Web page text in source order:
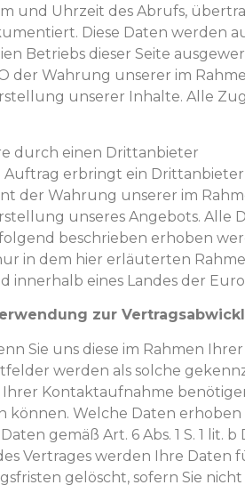
und Uhrzeit des Abrufs,
Diese Daten werden
Betriebs dieser Seite
der Wahrung unserer im
unserer Inhalte. Alle
durch einen Drittanbieter
erbringt ein
der Wahrung unserer im
unseres Angebots. Alle
beschrieben erhoben
in dem hier erläuterten
innerhalb eines Landes der
zur
Sie uns diese im Rahmen
werden als solche
Kontaktaufnahme
können. Welche Daten
gemäß Art. 6 Abs. 1 S. 1
Vertrages werden Ihre
gelöscht, sofern Sie